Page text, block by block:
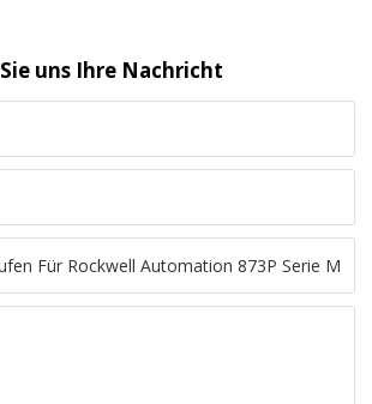
uns Ihre Nachricht